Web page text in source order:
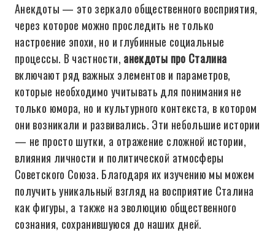
Анекдоты — это зеркало общественного восприятия,
через которое можно проследить не только
настроение эпохи, но и глубинные социальные
процессы. В частности, анекдоты про Сталина
включают ряд важных элементов и параметров,
которые необходимо учитывать для понимания не
только юмора, но и культурного контекста, в котором
они возникали и развивались. Эти небольшие истории
— не просто шутки, а отражение сложной истории,
влияния личности и политической атмосферы
Советского Союза. Благодаря их изучению мы можем
получить уникальный взгляд на восприятие Сталина
как фигуры, а также на эволюцию общественного
сознания, сохранившуюся до наших дней.